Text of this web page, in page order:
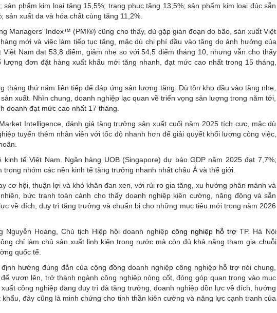
phẩm kim loại tăng 15,5%; trang phục tăng 13,5%; sản phẩm kim loại đúc sẵn
sản xuất da và hóa chất cùng tăng 11,2%.
Managers' Index™ (PMI®) cũng cho thấy, dù gặp gián đoạn do bão, sản xuất Việt
mới và việc làm tiếp tục tăng, mặc dù chi phí đầu vào tăng do ảnh hưởng của
Nam đạt 53,8 điểm, giảm nhẹ so với 54,5 điểm tháng 10, nhưng vẫn cho thấy
đơn đặt hàng xuất khẩu mới tăng nhanh, đạt mức cao nhất trong 15 tháng,
tháng thứ năm liên tiếp để đáp ứng sản lượng tăng. Dù tồn kho đầu vào tăng nhẹ,
xuất. Nhìn chung, doanh nghiệp lạc quan về triển vọng sản lượng trong năm tới,
doanh đạt mức cao nhất 17 tháng.
Intelligence, đánh giá tăng trưởng sản xuất cuối năm 2025 tích cực, mặc dù
tuyển thêm nhân viên với tốc độ nhanh hơn để giải quyết khối lượng công việc,
tế Việt Nam. Ngân hàng UOB (Singapore) dự báo GDP năm 2025 đạt 7,7%;
nhóm các nền kinh tế tăng trưởng nhanh nhất châu Á và thế giới.
cơ hội, thuận lợi và khó khăn đan xen, với rủi ro gia tăng, xu hướng phân mảnh và
bức tranh toàn cảnh cho thấy doanh nghiệp kiên cường, năng động và sẵn
về đích, duy trì tăng trưởng và chuẩn bị cho những mục tiêu mới trong năm 2026
Hoàng, Chủ tịch Hiệp hội doanh nghiệpcông nghiệp hỗ trợ TP. Hà Nội
chỉ làm chủ sản xuất linh kiện trong nước mà còn đủ khả năng tham gia chuỗi
quốc tế.
hướng đúng đắn của cộng đồng doanh nghiệp công nghiệp hỗ trợ nói chung,
vươn lên, trở thành ngành công nghiệp nòng cốt, đóng góp quan trọng vào mục
công nghiệp đang duy trì đà tăng trưởng, doanh nghiệp dồn lực về đích, hướng
đây cũng là minh chứng cho tinh thần kiên cường và năng lực cạnh tranh của